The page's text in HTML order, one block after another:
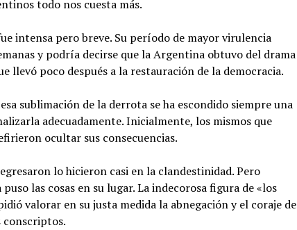
todo nos cuesta más.
intensa pero breve. Su período de mayor virulencia
y podría decirse que la Argentina obtuvo del drama
llevó poco después a la restauración de la democracia.
sublimación de la derrota se ha escondido siempre una
adecuadamente. Inicialmente, los mismos que
ocultar sus consecuencias.
lo hicieron casi en la clandestinidad. Pero
las cosas en su lugar. La indecorosa figura de «los
valorar en su justa medida la abnegación y el coraje de
conscriptos.